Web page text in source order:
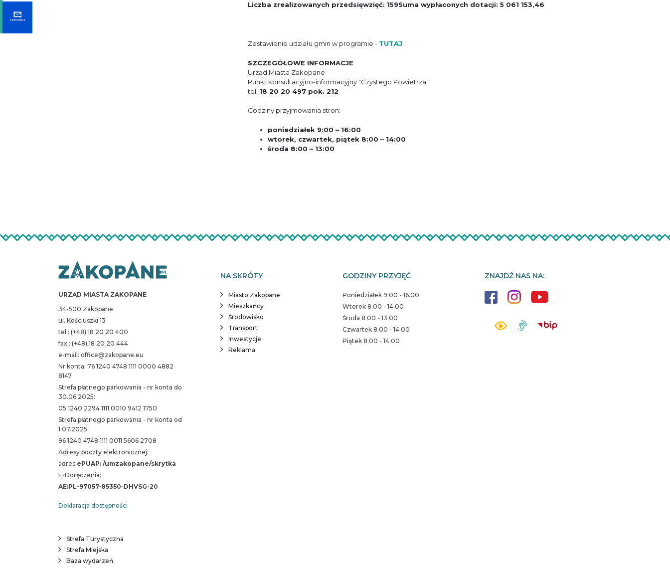
Liczba zrealizowanych przedsięwzięć: 159Suma wypłaconych dotacji: 5 061 153,46
Zestawienie udziału gmin w programie - TUTAJ
SZCZEGÓŁOWE INFORMACJE
Urząd Miasta Zakopane
Punkt konsultacyjno-informacyjny "Czystego Powietrza"
tel. 18 20 20 497 pok. 212
Godziny przyjmowania stron:
poniedziałek 9:00 – 16:00
wtorek, czwartek, piątek 8:00 – 14:00
środa 8:00 – 13:00
URZĄD MIASTA ZAKOPANE
34-500 Zakopane
ul. Kościuszki 13
tel.: (+48) 18 20 20 400
fax.: (+48) 18 20 20 444
e-mail: office@zakopane.eu
Nr konta: 76 1240 4748 1111 0000 4882
8147
Strefa płatnego parkowania - nr konta do
30.06.2025:
05 1240 2294 1111 0010 9412 1750
Strefa płatnego parkowania - nr konta od
1.07.2025:
96 1240 4748 1111 0011 5606 2708
Adresy poczty elektronicznej:
adres ePUAP: /umzakopane/skrytka
E-Doręczenia:
AE:PL-97057-85350-DHVSG-20
Deklaracja dostępności
Strefa Turystyczna
Strefa Miejska
Baza wydarzeń
NA SKRÓTY
Miasto Zakopane
Mieszkańcy
Środowisko
Transport
Inwestycje
Reklama
GODZINY PRZYJĘĆ
Poniedziałek 9.00 - 16.00
Wtorek 8.00 - 14.00
Środa 8.00 - 13.00
Czwartek 8.00 - 14.00
Piątek 8.00 - 14.00
ZNAJDŹ NAS NA: